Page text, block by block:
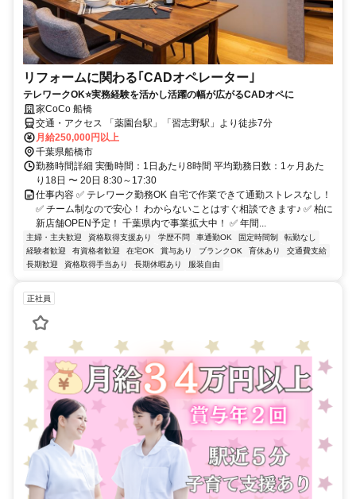
リフォームに関わる｢CADオペレーター｣
テレワークOK⭐実務経験を活かし活躍の幅が広がるCADオペに
家CoCo 船橋
交通・アクセス 「薬園台駅」「習志野駅」より徒歩7分
月給250,000円以上
千葉県船橋市
勤務時間詳細 実働時間：1日あたり8時間 平均勤務日数：1ヶ月あた
り18日 〜 20日 8:30～17:30
仕事内容 ✅ テレワーク勤務OK 自宅で作業できて通勤ストレスなし！
✅ チーム制なので安心！ わからないことはすぐ相談できます♪ ✅ 柏に
新店舗OPEN予定！ 千葉県内で事業拡大中！ ✅ 年間...
主婦・主夫歓迎 資格取得支援あり 学歴不問 車通勤OK 固定時間制
転勤なし
経験者歓迎
有資格者歓迎 在宅OK 賞与あり ブランクOK 育休あり
交通費支給
長期歓迎
資格取得手当あり 長期休暇あり 服装自由
正社員